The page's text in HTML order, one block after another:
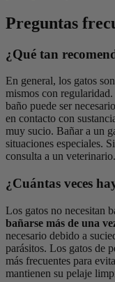
Preguntas
¿Qué tan
En general, los gatos
mismos con
baño puede ser
en contacto con
muy sucio. Bañar a un
situaciones especiales.
consulta a un veterinario.
¿Cuántas veces
Los gatos no necesitan
bañarse más de una
necesario debido a
parásitos. Los gatos de
más frecuentes para
mantienen su pelaje